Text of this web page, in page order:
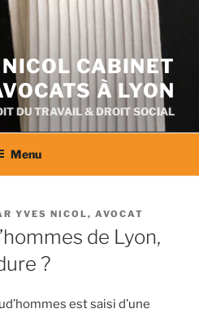
CABINET
À LYON
DU TRAVAIL & DROIT SOCIAL
Menu
YVES NICOL, AVOCAT
de Lyon,
?
est saisi d’une